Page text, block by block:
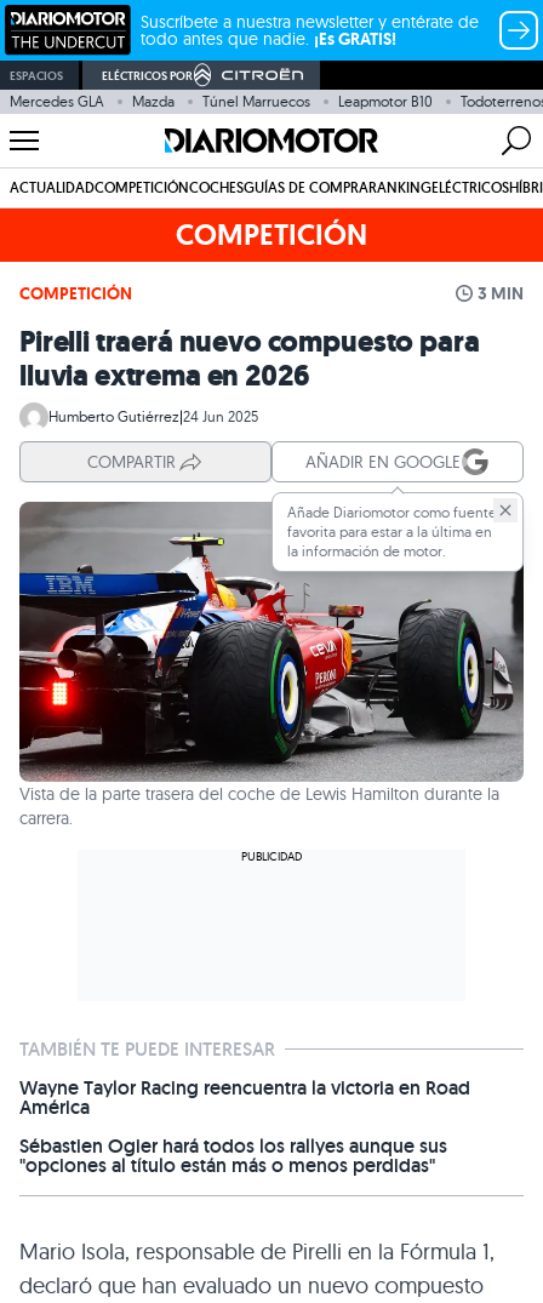
Suscríbete a nuestra newsletter y entérate de
todo antes que nadie. ¡Es GRATIS!
ESPACIOS ELÉCTRICOS POR
Mercedes GLA Mazda Túnel Marruecos Leapmotor B10
ACTUALIDADCOMPETICIÓNCOCHESGUÍAS DE COMPRARANKINGELÉCTRICOS
COMPETICIÓN
COMPETICIÓN 3 MIN
Pirelli traerá nuevo compuesto para
lluvia extrema en 2026
Humberto Gutiérrez|24 Jun 2025
COMPARTIR AÑADIR EN GOOGLE
Añade Diariomotor como fuente
favorita para estar a la última en
la información de motor.
Vista de la parte trasera del coche de Lewis Hamilton durante la
carrera.
TAMBIÉN TE PUEDE INTERESAR
Wayne Taylor Racing reencuentra la victoria en Road
América
Sébastien Ogier hará todos los rallyes aunque sus
"opciones al título están más o menos perdidas"
Mario Isola, responsable de Pirelli en la Fórmula 1,
declaró que han evaluado un nuevo compuesto